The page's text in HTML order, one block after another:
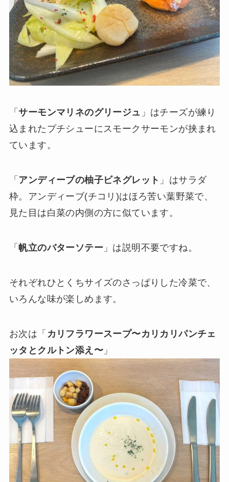
「サーモンマリネのグリージュ 」はチーズが練り
込まれたプチシューにスモークサーモンが挟まれ
ています。
「 アンディーブの柚子ビネグレット 」はサラダ
枠。アンディーブ(チコリ)はほろ苦い葉野菜で、
見た目は白菜の内側の方に似ています。
「帆立のバターソテー 」は説明不要ですね。
それぞれひとくちサイズのさっぱりした冷菜で、
いろんな味が楽しめます。
お次は「 カリフラワースープ〜カリカリパンチェ
ッタとクルトン添え〜」